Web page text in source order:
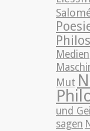
Medien
Mut
und
sagen